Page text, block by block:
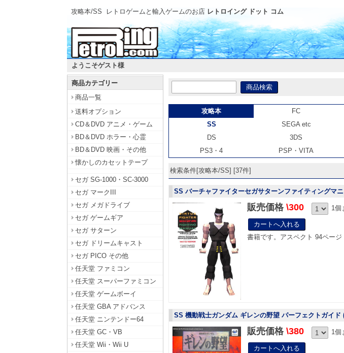
攻略本/SS レトロゲームと輸入ゲームのお店 レトロイング ドット コム
ようこそゲスト様
商品カテゴリー
商品一覧
送料オプション
CD＆DVD アニメ・ゲーム
BD＆DVD ホラー・心霊
BD＆DVD 映画・その他
懐かしのカセットテープ
セガ SG-1000・SC-3000
セガ マークIII
セガ メガドライブ
セガ ゲームギア
セガ サターン
セガ ドリームキャスト
セガ PICO その他
任天堂 ファミコン
任天堂 スーパーファミコン
任天堂 ゲームボーイ
任天堂 GBA アドバンス
任天堂 ニンテンドー64
任天堂 GC・VB
任天堂 Wii・Wii U
攻略本 FC
SS
SEGA etc
DS
3DS
PS3・4
PSP・VITA
検索条件[攻略本/SS] [37件]
SS バーチャファイターセガサターンファイティングマ
販売価格 \300 1個
書籍です。アスペクト 94ページ
SS 機動戦士ガンダム ギレンの野望 パーフェクトガイド
販売価格 \380 1個